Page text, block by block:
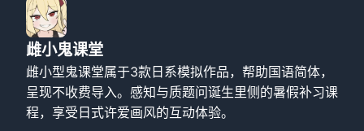
雌小鬼课堂
雌小型鬼课堂属于3款日系模拟作品，帮助国语简体，
呈现不收费导入。感知与质题问诞生里侧的暑假补习课
程，享受日式许爱画风的互动体验。